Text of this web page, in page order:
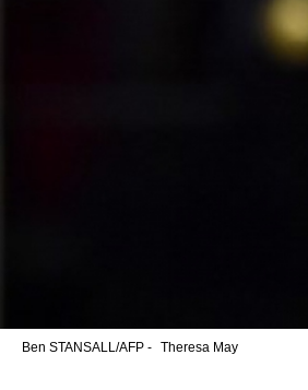
Ben STANSALL/AFP - Theresa May